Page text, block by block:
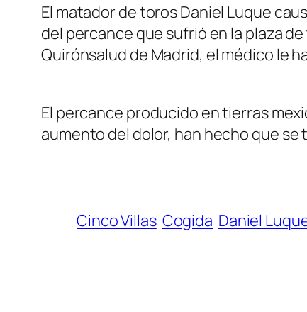
El matador de toros Daniel Luque
del percance que sufrió en la plaza
Quirónsalud de Madrid, el médico le
El percance producido en tierras
aumento del dolor, han hecho que
Cinco Villas Cogida Daniel